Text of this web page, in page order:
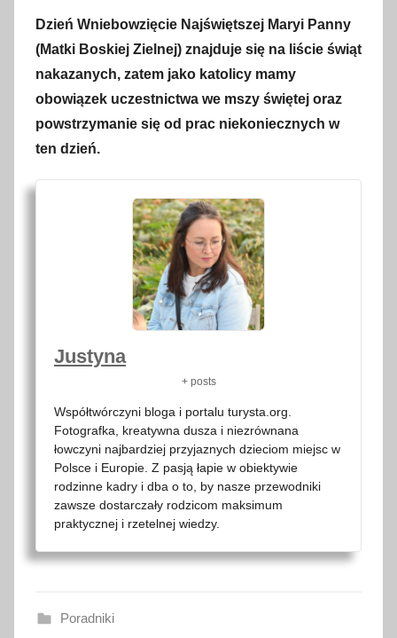
Dzień Wniebowzięcie Najświętszej Maryi Panny
(Matki Boskiej Zielnej) znajduje się na liście świąt
nakazanych, zatem jako katolicy mamy
obowiązek uczestnictwa we mszy świętej oraz
powstrzymanie się od prac niekoniecznych w
ten dzień.
Justyna
+ posts
Współtwórczyni bloga i portalu turysta.org.
Fotografka, kreatywna dusza i niezrównana
łowczyni najbardziej przyjaznych dzieciom miejsc w
Polsce i Europie. Z pasją łapie w obiektywie
rodzinne kadry i dba o to, by nasze przewodniki
zawsze dostarczały rodzicom maksimum
praktycznej i rzetelnej wiedzy.
Poradniki